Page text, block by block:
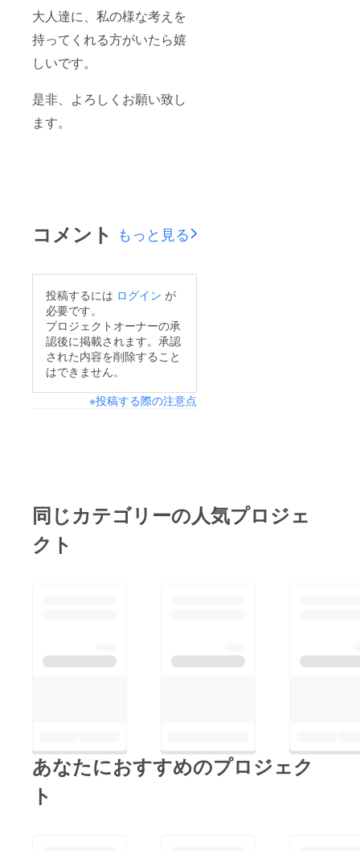
大人達に、私の様な考えを
持ってくれる方がいたら嬉
しいです。
是非、よろしくお願い致し
ます。
コメント もっと見る
投稿するには ログイン が
必要です。
プロジェクトオーナーの承
認後に掲載されます。承認
された内容を削除すること
はできません。
※投稿する際の注意点
同じカテゴリーの人気プロジェ
クト
あなたにおすすめのプロジェク
ト